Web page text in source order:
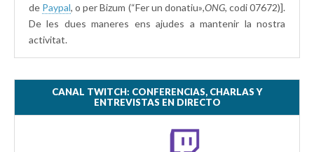
de Paypal, o per Bizum (“Fer un donatiu»,ONG, codi 07672)].
De les dues maneres ens ajudes a mantenir la nostra
activitat.
CANAL TWITCH: CONFERENCIAS, CHARLAS Y
ENTREVISTAS EN DIRECTO